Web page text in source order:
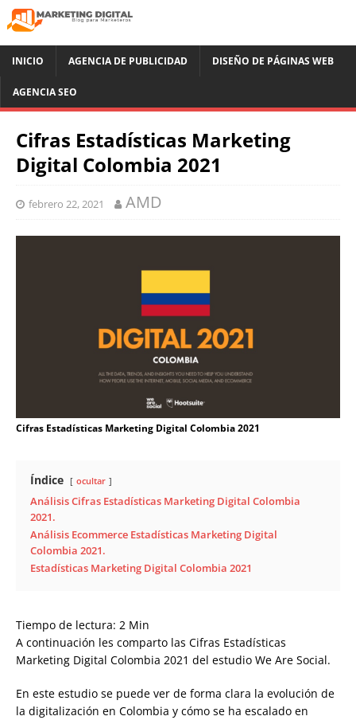
INICIO AGENCIA DE PUBLICIDAD DISEÑO DE PÁGINAS WEB
AGENCIA SEO
Cifras Estadísticas Marketing
Digital Colombia 2021
febrero 22, 2021 AMD
Cifras Estadísticas Marketing Digital Colombia 2021
Índice ocultar
Análisis Cifras Estadísticas Marketing Digital Colombia
2021.
Análisis Ecommerce Estadísticas Marketing Digital
Colombia 2021.
Estadísticas Marketing Digital Colombia 2021
Tiempo de lectura: 2 Min
A continuación les comparto las Cifras Estadísticas
Marketing Digital Colombia 2021 del estudio We Are Social.
En este estudio se puede ver de forma clara la evolución de
la digitalización en Colombia y cómo se ha escalado en